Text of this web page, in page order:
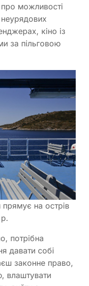
можливості
кіно із
за пільговою
на острів
потрібна
давати собі
законне право,
влаштувати